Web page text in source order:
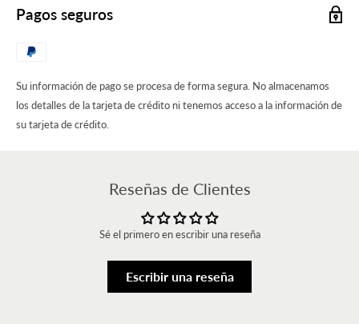
Pagos seguros
Su información de pago se procesa de forma segura. No almacenamos
los detalles de la tarjeta de crédito ni tenemos acceso a la información de
su tarjeta de crédito.
Reseñas de Clientes
Sé el primero en escribir una reseña
Escribir una reseña